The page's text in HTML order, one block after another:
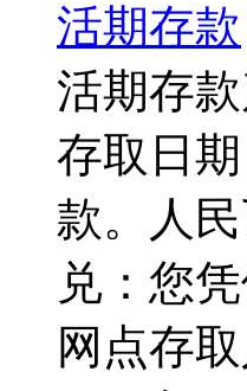
活期存款
活期存
存取日
款。人
兑：您
网点存